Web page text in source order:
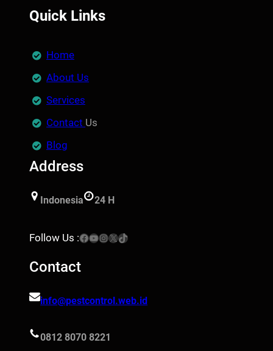
Quick Links
Home
About Us
Services
Contact Us
Blog
Address
Indonesia 24 H
Follow Us :Facebook YouTube InstagramX TikTok
Contact
info@pestcontrol.web.id
0812 8070 8221